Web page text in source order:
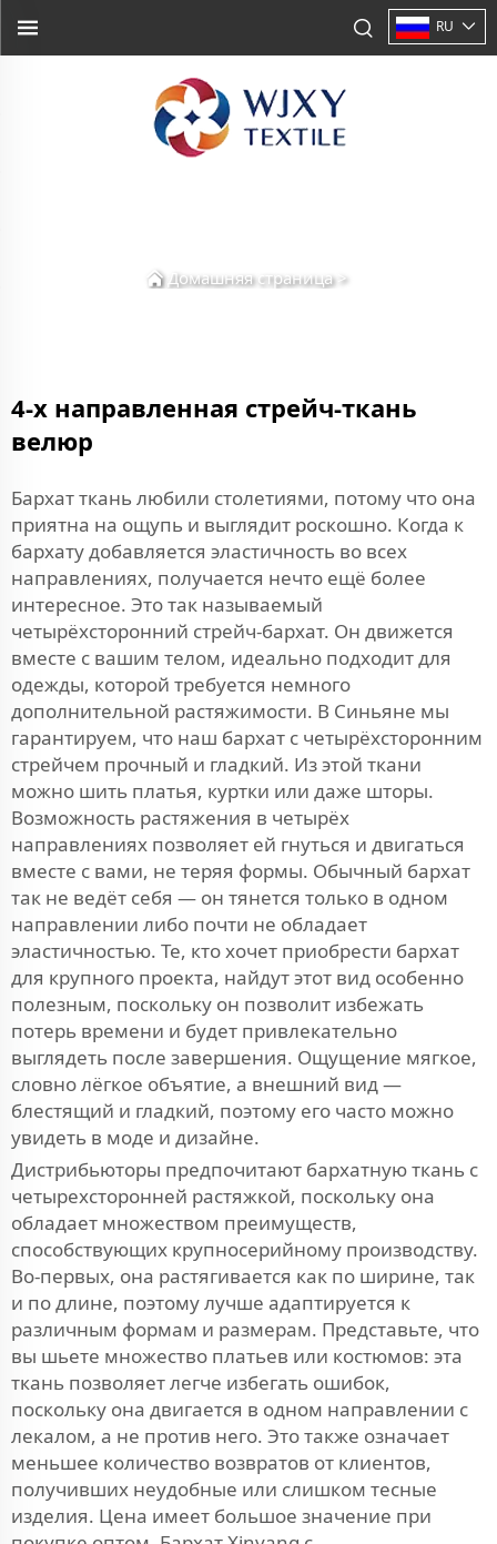
RU
Домашняя страница>
4-х направленная стрейч-ткань
велюр
Бархат ткань любили столетиями, потому что она
приятна на ощупь и выглядит роскошно. Когда к
бархату добавляется эластичность во всех
направлениях, получается нечто ещё более
интересное. Это так называемый
четырёхсторонний стрейч-бархат. Он движется
вместе с вашим телом, идеально подходит для
одежды, которой требуется немного
дополнительной растяжимости. В Синьяне мы
гарантируем, что наш бархат с четырёхсторонним
стрейчем прочный и гладкий. Из этой ткани
можно шить платья, куртки или даже шторы.
Возможность растяжения в четырёх
направлениях позволяет ей гнуться и двигаться
вместе с вами, не теряя формы. Обычный бархат
так не ведёт себя — он тянется только в одном
направлении либо почти не обладает
эластичностью. Те, кто хочет приобрести бархат
для крупного проекта, найдут этот вид особенно
полезным, поскольку он позволит избежать
потерь времени и будет привлекательно
выглядеть после завершения. Ощущение мягкое,
словно лёгкое объятие, а внешний вид —
блестящий и гладкий, поэтому его часто можно
увидеть в моде и дизайне.
Дистрибьюторы предпочитают бархатную ткань с
четырехсторонней растяжкой, поскольку она
обладает множеством преимуществ,
способствующих крупносерийному производству.
Во-первых, она растягивается как по ширине, так
и по длине, поэтому лучше адаптируется к
различным формам и размерам. Представьте, что
вы шьете множество платьев или костюмов: эта
ткань позволяет легче избегать ошибок,
поскольку она двигается в одном направлении с
лекалом, а не против него. Это также означает
меньшее количество возвратов от клиентов,
получивших неудобные или слишком тесные
изделия. Цена имеет большое значение при